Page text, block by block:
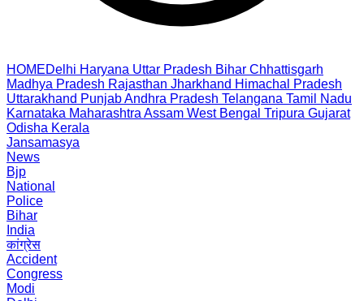
HOMEDelhi Haryana Uttar Pradesh Bihar Chhattisgarh
Madhya Pradesh Rajasthan Jharkhand Himachal Pradesh
Uttarakhand PunjabAndhra Pradesh Telangana Tamil Nadu
Karnataka Maharashtra Assam West Bengal Tripura Gujarat
Odisha Kerala
Jansamasya
News
Bjp
National
Police
Bihar
India
कांग्रेस
Accident
Congress
Modi